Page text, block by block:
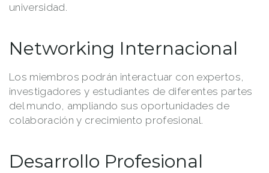
universidad.
Networking Internacional
Los miembros podrán interactuar con expertos,
investigadores y estudiantes de diferentes partes
del mundo, ampliando sus oportunidades de
colaboración y crecimiento profesional.
Desarrollo Profesional